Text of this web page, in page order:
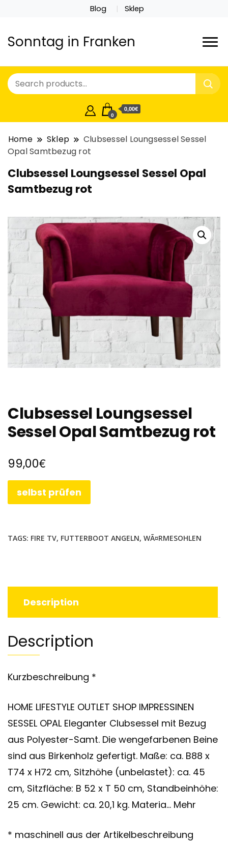
Blog Sklep
Sonntag in Franken
0
0,00€
Home Sklep
Clubsessel Loungsessel Sessel
Opal Samtbezug rot
Clubsessel Loungsessel Sessel Opal
Samtbezug rot
Clubsessel Loungsessel
Sessel Opal Samtbezug rot
99,00€
selbst prüfen
TAGS: FIRE TV, FUTTERBOOT ANGELN, WÃ¤RMESOHLEN
Description
Description
Kurzbeschreibung *
HOME LIFESTYLE OUTLET SHOP IMPRESSINEN
SESSEL OPAL Eleganter Clubsessel mit Bezug
aus Polyester-Samt. Die wengefarbenen Beine
sind aus Birkenholz gefertigt. Maße: ca. B88 x
T74 x H72 cm, Sitzhöhe (unbelastet): ca. 45
cm, Sitzfläche: B 52 x T 50 cm, Standbeinhöhe:
25 cm. Gewicht: ca. 20,1 kg. Materia… Mehr
* maschinell aus der Artikelbeschreibung